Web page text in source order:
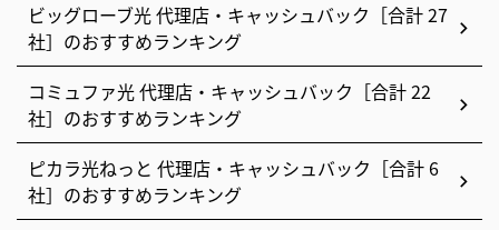
ビッグローブ光 代理店・キャッシュバック［合計 27
社］のおすすめランキング
コミュファ光 代理店・キャッシュバック［合計 22
社］のおすすめランキング
ピカラ光ねっと 代理店・キャッシュバック［合計 6
社］のおすすめランキング